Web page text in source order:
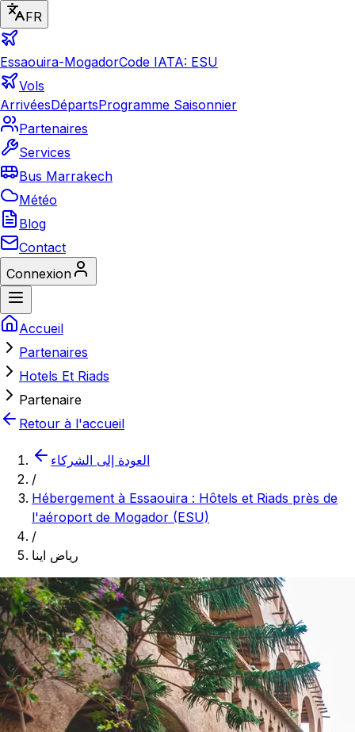
FR
Essaouira-MogadorCode IATA: ESU
Vols
ArrivéesDépartsProgramme Saisonnier
Partenaires
Services
Bus Marrakech
Météo
Blog
Contact
Connexion
Accueil
Partenaires
Hotels Et Riads
Partenaire
Retour à l'accueil
العودة إلى الشركاء
/
Hébergement à Essaouira : Hôtels et Riads près de
l'aéroport de Mogador (ESU)
/
رياض اينا